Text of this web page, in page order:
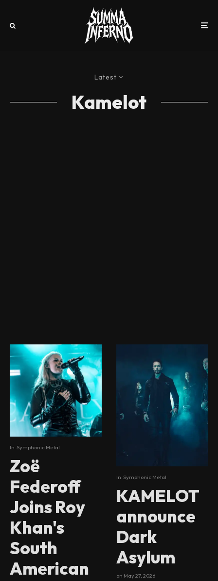
Latest
Kamelot
In Symphonic Metal
Zoë
Federoff
Joins Roy
Khan's
South
American
In Symphonic Metal
KAMELOT
announce
Dark
Asylum
on May 27, 2026